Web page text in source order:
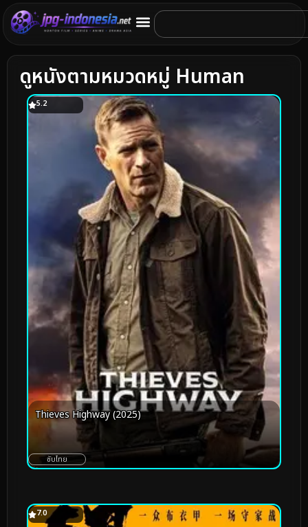
ดูหนังตามหมวดหมู่ Human
5.2
Thieves Highway (2025)
ซับไทย
7.0